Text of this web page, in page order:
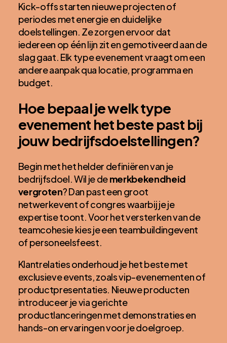
Kick-offs starten nieuwe projecten of
periodes met energie en duidelijke
doelstellingen. Ze zorgen ervoor dat
iedereen op één lijn zit en gemotiveerd aan de
slag gaat. Elk type evenement vraagt om een
andere aanpak qua locatie, programma en
budget.
Hoe bepaal je welk type
evenement het beste past bij
jouw bedrijfsdoelstellingen?
Begin met het helder definiëren van je
bedrijfsdoel. Wil je demerkbekendheid
vergroten? Dan past een groot
netwerkevent of congres waarbij je je
expertise toont. Voor het versterken van de
teamcohesie kies je een teambuildingevent
of personeelsfeest.
Klantrelaties onderhoud je het beste met
exclusieve events, zoals vip-evenementen of
productpresentaties. Nieuwe producten
introduceer je via gerichte
productlanceringen met demonstraties en
hands-on ervaringen voor je doelgroep.